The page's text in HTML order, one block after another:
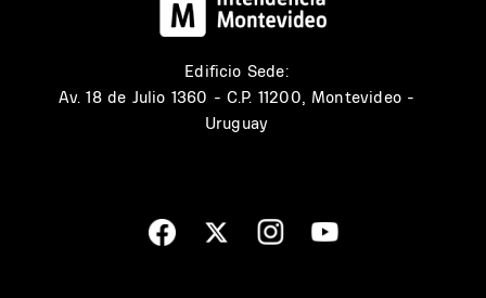
Edificio Sede:
Av. 18 de Julio 1360 - C.P. 11200, Montevideo -
Uruguay